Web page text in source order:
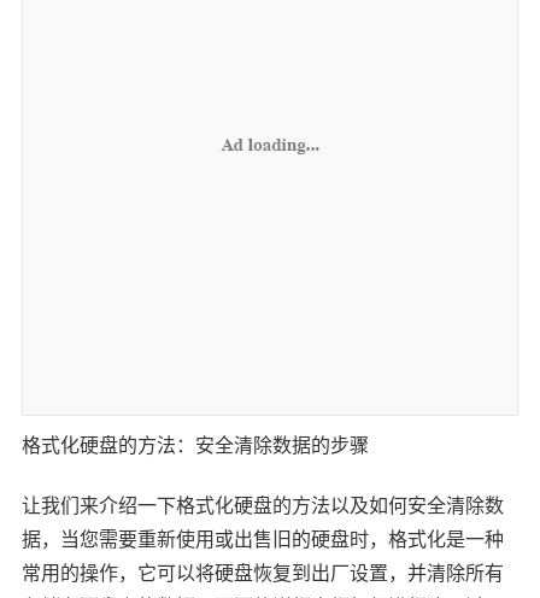
格式化硬盘的方法：安全清除数据的步骤
让我们来介绍一下格式化硬盘的方法以及如何安全清除数
据，当您需要重新使用或出售旧的硬盘时，格式化是一种
常用的操作，它可以将硬盘恢复到出厂设置，并清除所有